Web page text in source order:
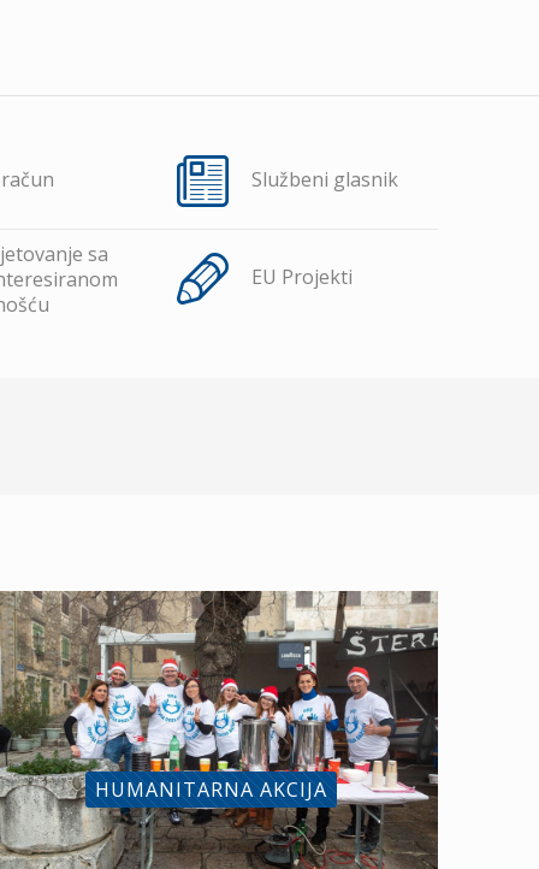
Službeni glasnik
sa
EU Projekti
HUMANITARNA AKCIJA